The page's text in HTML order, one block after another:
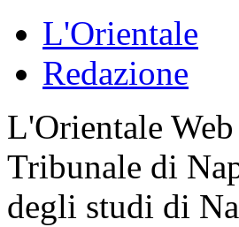
L'Orientale
Redazione
L'Orientale
Tribunale di
degli studi di